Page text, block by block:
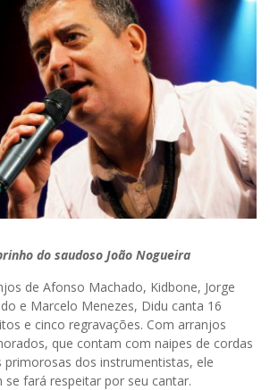
do saudoso João Nogueira
de Afonso Machado, Kidbone, Jorge
e Marcelo Menezes, Didu canta 16
e cinco regravações. Com arranjos
que contam com naipes de cordas
primorosas dos instrumentistas, ele
fará respeitar por seu cantar.